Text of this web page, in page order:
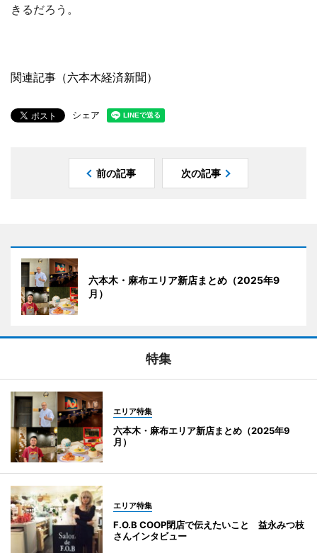
きるだろう。
関連記事（六本木経済新聞）
シェア
前の記事 次の記事
六本木・麻布エリア新店まとめ（2025年9
月）
特集
エリア特集
六本木・麻布エリア新店まとめ（2025年9
月）
エリア特集
F.O.B COOP閉店で伝えたいこと 益永みつ枝
さんインタビュー